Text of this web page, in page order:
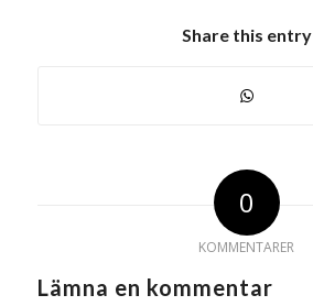
Share this entry
0
KOMMENTARER
Lämna en kommentar